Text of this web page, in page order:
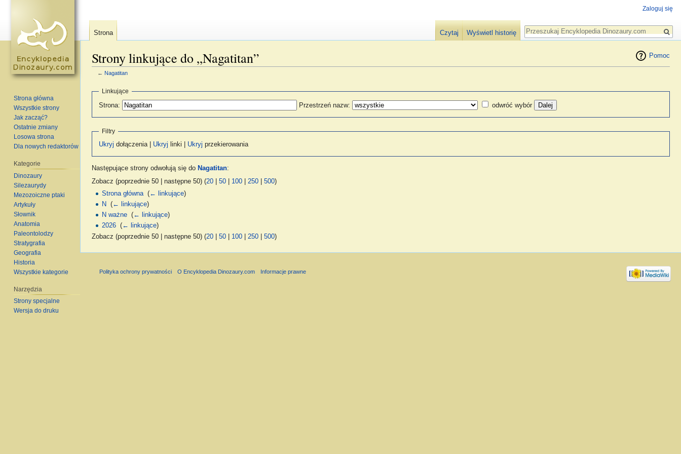
Pomoc
Strony linkujące do „Nagatitan”
← Nagatitan
Linkujące
Strona:
Przestrzeń nazw: odwróć wybór
Filtry
Ukryj dołączenia | Ukryj linki | Ukryj przekierowania
Następujące strony odwołują się do Nagatitan:
Zobacz (poprzednie 50 | następne 50) (20| 50| 100| 250| 500)
Strona główna ‎(← linkujące)
N ‎(← linkujące)
N ważne ‎(← linkujące)
2026 ‎(← linkujące)
Zobacz (poprzednie 50 | następne 50) (20| 50| 100| 250| 500)
Zaloguj się
Strona Czytaj Wyświetl historię
Szukaj
Strona główna
Wszystkie strony
Jak zacząć?
Ostatnie zmiany
Losowa strona
Dla nowych redaktorów
Kategorie
Dinozaury
Silezaurydy
Mezozoiczne ptaki
Artykuły
Słownik
Anatomia
Paleontolodzy
Stratygrafia
Geografia
Historia
Wszystkie kategorie
Narzędzia
Strony specjalne
Wersja do druku
Polityka ochrony prywatności O Encyklopedia Dinozaury.com Informacje prawne